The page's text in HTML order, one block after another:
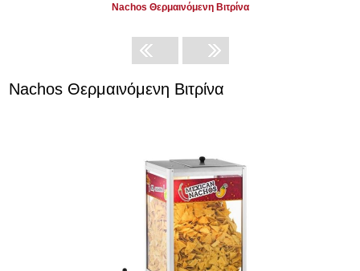
Nachos Θερμαινόμενη Βιτρίνα
Nachos Θερμαινόμενη Βιτρίνα